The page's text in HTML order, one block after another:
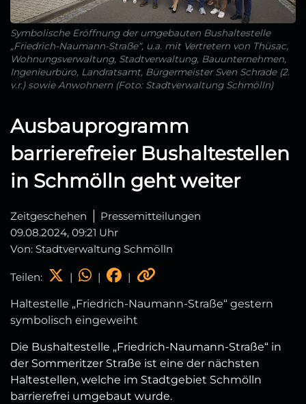
Symbolische Eröffnung der umgebauten Bushaltestelle
„Friedrich-Naumann-Straße“, u.a. mit Vertretern von Thüsac,
Wohnungsverwaltung, Stadtverwaltung, Bauunternehmen,
Ingenieurbüro, Landratsamt, Bürgermeister Sven Schrade (2.
v.r.) sowie Anwohnern (Foto: Stadtverwaltung Schmölln)
Ausbauprogramm
barrierefreier Bushaltestellen
in Schmölln geht weiter
Zeitgeschehen
Pressemitteilungen
09.08.2024, 09:21 Uhr
Von: Stadtverwaltung Schmölln
Teilen: | | |
Haltestelle „Friedrich-Naumann-Straße“ gestern
symbolisch eingeweiht
Die Bushaltestelle „Friedrich-Naumann-Straße“ in
der Sommeritzer Straße ist eine der nächsten
Haltestellen, welche im Stadtgebiet Schmölln
barrierefrei umgebaut wurde.